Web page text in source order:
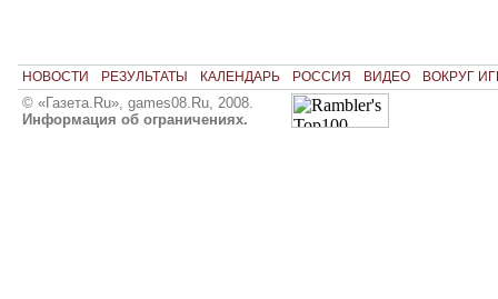
НОВОСТИ РЕЗУЛЬТАТЫ КАЛЕНДАРЬ РОССИЯ ВИДЕО ВОКРУГ
© «Газета.Ru», games08.Ru, 2008.
Информация об ограничениях.